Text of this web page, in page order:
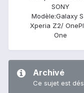
SONY
Modèle:Galaxy
Xperia Z2/
One
Archivé
Ce sujet est